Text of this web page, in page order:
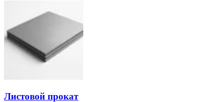
Листовой прокат